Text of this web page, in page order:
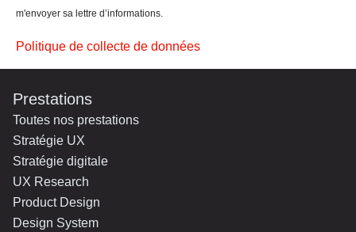
m'envoyer sa lettre d’informations.
Politique de collecte de données
Prestations
Toutes nos prestations
Stratégie UX
Stratégie digitale
UX Research
Product Design
Design System